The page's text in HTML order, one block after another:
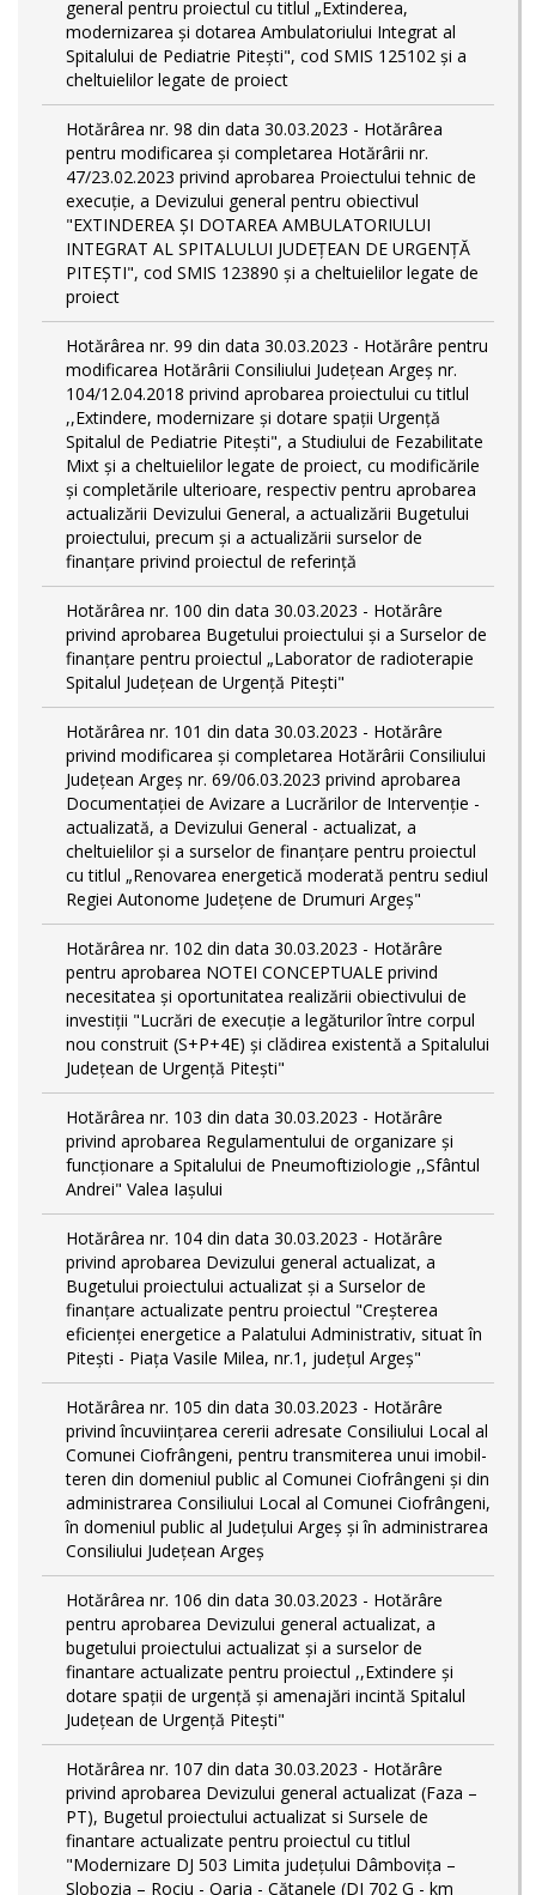
general pentru proiectul cu titlul „Extinderea,
modernizarea și dotarea Ambulatoriului Integrat al
Spitalului de Pediatrie Pitești", cod SMIS 125102 și a
cheltuielilor legate de proiect
Hotărârea nr. 98 din data 30.03.2023 - Hotărârea
pentru modificarea și completarea Hotărârii nr.
47/23.02.2023 privind aprobarea Proiectului tehnic de
execuție, a Devizului general pentru obiectivul
"EXTINDEREA ȘI DOTAREA AMBULATORIULUI
INTEGRAT AL SPITALULUI JUDEȚEAN DE URGENȚĂ
PITEȘTI", cod SMIS 123890 și a cheltuielilor legate de
proiect
Hotărârea nr. 99 din data 30.03.2023 - Hotărâre pentru
modificarea Hotărârii Consiliului Județean Argeș nr.
104/12.04.2018 privind aprobarea proiectului cu titlul
,,Extindere, modernizare și dotare spații Urgență
Spitalul de Pediatrie Pitești", a Studiului de Fezabilitate
Mixt și a cheltuielilor legate de proiect, cu modificările
și completările ulterioare, respectiv pentru aprobarea
actualizării Devizului General, a actualizării Bugetului
proiectului, precum și a actualizării surselor de
finanțare privind proiectul de referință
Hotărârea nr. 100 din data 30.03.2023 - Hotărâre
privind aprobarea Bugetului proiectului și a Surselor de
finanțare pentru proiectul „Laborator de radioterapie
Spitalul Județean de Urgență Pitești"
Hotărârea nr. 101 din data 30.03.2023 - Hotărâre
privind modificarea și completarea Hotărârii Consiliului
Județean Argeș nr. 69/06.03.2023 privind aprobarea
Documentației de Avizare a Lucrărilor de Intervenție -
actualizată, a Devizului General - actualizat, a
cheltuielilor și a surselor de finanțare pentru proiectul
cu titlul „Renovarea energetică moderată pentru sediul
Regiei Autonome Județene de Drumuri Argeș"
Hotărârea nr. 102 din data 30.03.2023 - Hotărâre
pentru aprobarea NOTEI CONCEPTUALE privind
necesitatea și oportunitatea realizării obiectivului de
investiții "Lucrări de execuție a legăturilor între corpul
nou construit (S+P+4E) și clădirea existentă a Spitalului
Județean de Urgență Pitești"
Hotărârea nr. 103 din data 30.03.2023 - Hotărâre
privind aprobarea Regulamentului de organizare și
funcționare a Spitalului de Pneumoftiziologie ,,Sfântul
Andrei" Valea Iașului
Hotărârea nr. 104 din data 30.03.2023 - Hotărâre
privind aprobarea Devizului general actualizat, a
Bugetului proiectului actualizat și a Surselor de
finanțare actualizate pentru proiectul "Creşterea
eficienţei energetice a Palatului Administrativ, situat în
Piteşti - Piaţa Vasile Milea, nr.1, judeţul Argeş"
Hotărârea nr. 105 din data 30.03.2023 - Hotărâre
privind încuviințarea cererii adresate Consiliului Local al
Comunei Ciofrângeni, pentru transmiterea unui imobil-
teren din domeniul public al Comunei Ciofrângeni și din
administrarea Consiliului Local al Comunei Ciofrângeni,
în domeniul public al Județului Argeș și în administrarea
Consiliului Județean Argeș
Hotărârea nr. 106 din data 30.03.2023 - Hotărâre
pentru aprobarea Devizului general actualizat, a
bugetului proiectului actualizat și a surselor de
finantare actualizate pentru proiectul ,,Extindere și
dotare spații de urgență și amenajări incintă Spitalul
Județean de Urgență Pitești"
Hotărârea nr. 107 din data 30.03.2023 - Hotărâre
privind aprobarea Devizului general actualizat (Faza –
PT), Bugetul proiectului actualizat si Sursele de
finantare actualizate pentru proiectul cu titlul
"Modernizare DJ 503 Limita județului Dâmbovița –
Slobozia – Rociu - Oarja - Cătanele (DJ 702 G - km